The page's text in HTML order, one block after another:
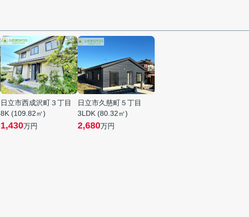
日立市西成沢町３丁目
8K (109.82㎡)
1,430万円
日立市久慈町５丁目
3LDK (80.32㎡)
2,680万円